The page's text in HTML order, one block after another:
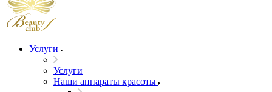
Услуги
Услуги
Наши аппараты красоты